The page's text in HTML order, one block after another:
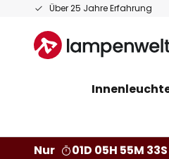
Über 25 Jahre Erfahrung
Zum
springen
Nur
01D 05H 55M 32S